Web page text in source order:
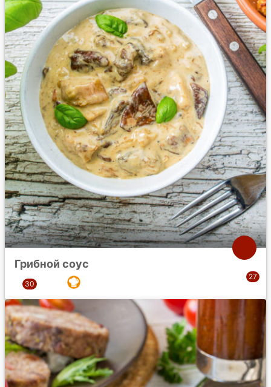
Грибной соус